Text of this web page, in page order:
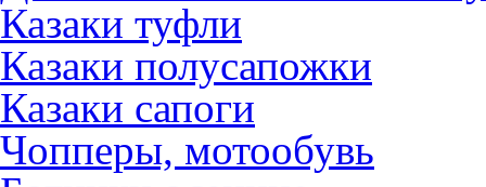
Казаки туфли
Казаки полусапожки
Казаки сапоги
Чопперы, мотообувь